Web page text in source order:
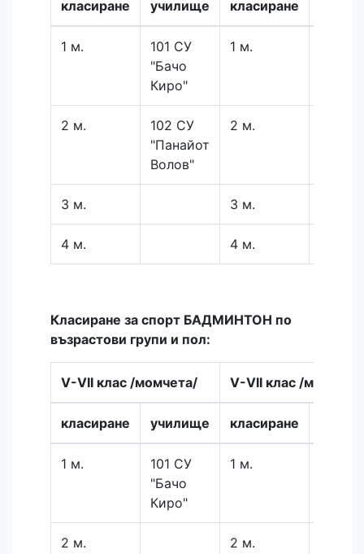
класиране училище класиране
1 м.
101 СУ
"Бачо
Киро"
1 м.
2 м.
102 СУ
"Панайот
Волов"
2 м.
3 м. 3 м.
4 м. 4 м.
Класиране за спорт БАДМИНТОН по
възрастови групи и пол:
V-VII клас /момчета/ V-VII клас /
класиране училище класиране
1 м.
101 СУ
"Бачо
Киро"
1 м.
2 м. 2 м.